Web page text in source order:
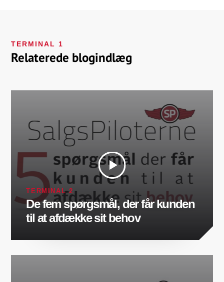
TERMINAL 1
Relaterede blogindlæg
TERMINAL 2
De fem spørgsmål, der får kunden
til at afdække sit behov